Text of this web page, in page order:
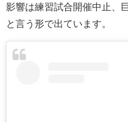
影響は練習試合開催中止、
と言う形で出ています。